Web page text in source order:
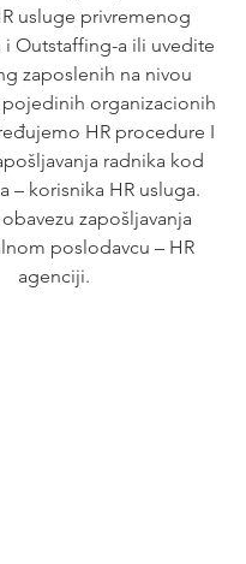
usluge privremenog
i Outstaffing-a ili uvedite
zaposlenih na nivou
organizacionih
HR procedure I
radnika kod
– korisnika HR usluga.
zapošljavanja
poslodavcu – HR
agenciji.